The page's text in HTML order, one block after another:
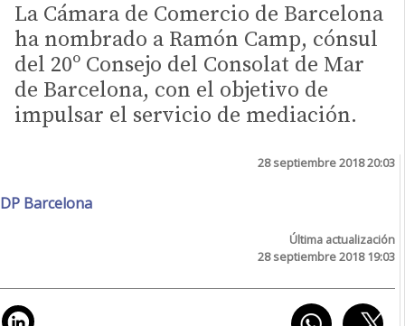
La Cámara de Comercio de Barcelona
ha nombrado a Ramón Camp, cónsul
del 20º Consejo del Consolat de Mar
de Barcelona, ​​con el objetivo de
impulsar el servicio de mediación.
28 septiembre 2018 20:03
DP Barcelona
Última actualización
28 septiembre 2018 19:03